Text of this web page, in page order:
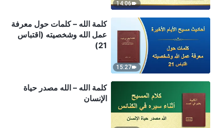
14:06
15:27
كلمة الله – كلمات حول معرفة
عمل الله وشخصيته (اقتباس
21)
كلمة الله – الله مصدر حياة
الإنسان